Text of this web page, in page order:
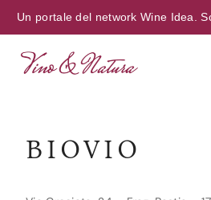
Un portale del network Wine Idea.
BIOVIO